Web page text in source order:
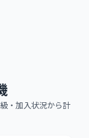
・加入状況から計